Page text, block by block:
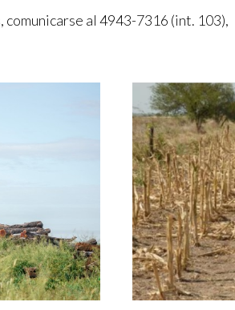
al 4943-7316 (int. 103),